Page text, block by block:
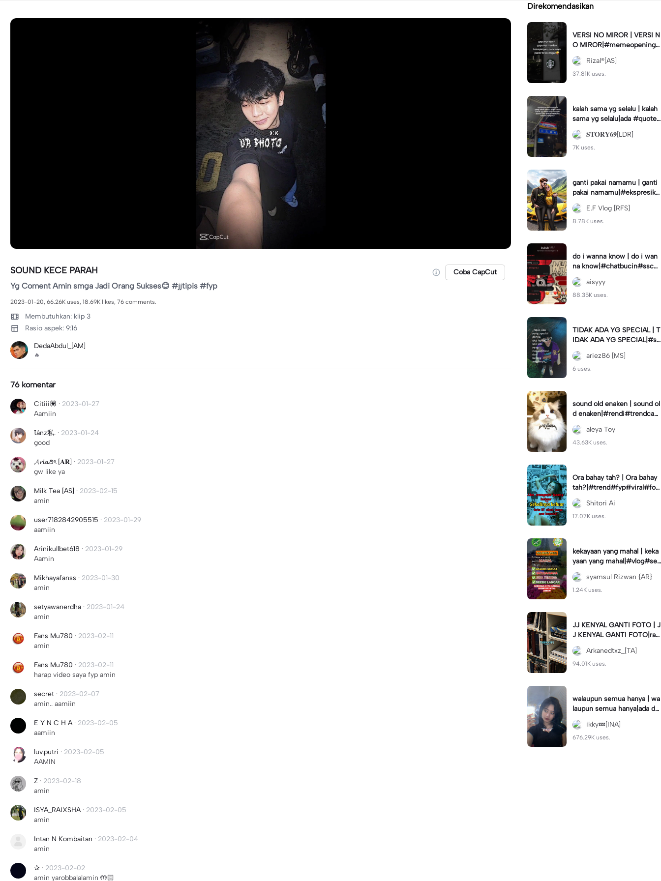
SOUND KECE PARAH Coba CapCut
Yg Coment Amin smga Jadi Orang Sukses😊 #jjtipis #fyp
2023-01-20, 66.26K uses, 18.69K likes, 76 comments.
Membutuhkan: klip 3
Rasio aspek: 9:16
DedaAbdul_[AM]
🔥
76 komentar
Citiii💟 · 2023-01-27
Aamiin
Ꙇánz私. · 2023-01-24
good
𝓐𝓻𝓵𝓪౨ৎ [𝐀𝐑] · 2023-01-27
gw like ya
Milk Tea [AS] · 2023-02-15
amin
user7182842905515 · 2023-01-29
aamiin
Arinikullbet618 · 2023-01-29
Aamin
Mikhayafanss · 2023-01-30
amin
setyawanerdha · 2023-01-24
amin
Fans Mu780 · 2023-02-11
amin
Fans Mu780 · 2023-02-11
harap video saya fyp amin
secret · 2023-02-07
amin.. aamiin
E Y N C H A· 2023-02-05
aamiin
luv.putri · 2023-02-05
AAMIN
Z · 2023-02-18
amin
ISYA_RAIXSHA· 2023-02-05
amin
Intan N Kombaitan · 2023-02-04
amin
✰ · 2023-02-02
amin yarobbalalamin 🤲🏻
Direkomendasikan
VERSI NO MIROR | VERSI N
O MIROR|#memeopening#
jjtipis#trendtiktok#fyp
Rizal®[AS]
37.81K uses.
kalah sama yg selalu | kalah
sama yg selalu|ada #quotes
tory#fyp #foryou
𝐒𝐓𝐎𝐑𝐘𝟔𝟗[LDR]
7K uses.
ganti pakai namamu | ganti
pakai namamu|#ekspresika
n2023#teamrfs#disney#a
nimation#trend
E.F Vlog [RFS]
8.78K uses.
do i wanna know | do i wan
na know|#chatbucin#sscha
aisyyy
88.35K uses.
TIDAK ADA YG SPECIAL | T
IDAK ADA YG SPECIAL|#st
atusharian#storywa#lakilaki
#special#quotes#fyp
ariez86 [MS]
6 uses.
sound old enaken | sound ol
d enaken|#rendi#trendcap
cut🔥
aleya Toy
43.63K uses.
Ora bahay tah? | Ora bahay
tah?|#trend#fyp#viral#for
you#status
Shitori Ai
17.07K uses.
kekayaan yang mahal | keka
yaan yang mahal|#vlog#se
muabisa#capcuthq#kata#
motivasi#
syamsul Rizwan {AR}
1.24K uses.
JJ KENYAL GANTI FOTO | J
J KENYAL GANTI FOTO|ra
mein napa #arkanedtxz #c
apcuthq #trend
Arkanedtxz_[TA]
94.01K uses.
walaupun semua hanya | wa
laupun semua hanya|ada dal
am mimpiku, ver slow #Ca
pCutTopCreator#fyp
ikky💤[INA]
676.29K uses.